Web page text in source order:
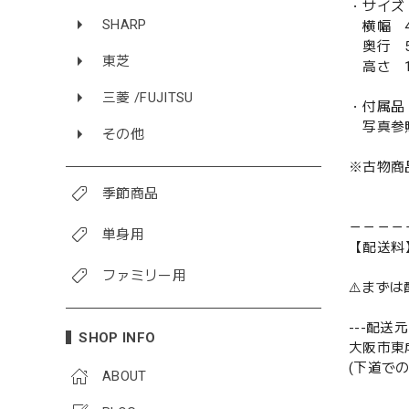
SHARP
東芝
三菱 /FUJITSU
その他
季節商品
単身用
ファミリー用
SHOP INFO
ABOUT
・サイ
横幅
奥行
高さ
・付属品
写真参
※古物商
－－－
【配送
⚠️まずは
---配送
大阪市
(下道で